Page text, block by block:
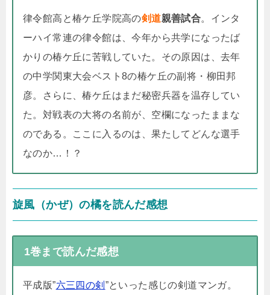
律令館高と椿ケ丘学院高の剣道親善試合。インタ
ーハイ常連の律令館は、今年から共学になったば
かりの椿ケ丘に苦戦していた。その原因は、去年
の中学関東大会ベスト8の椿ケ丘の副将・柳田邦
彦。さらに、椿ケ丘はまだ秘密兵器を温存してい
た。対戦表の大将の名前が、空欄になったままな
のである。ここに入るのは、果たしてどんな選手
なのか…！？
旋風（かぜ）の橘を読んだ感想
1巻まで読んだ感想
平成版”六三四の剣 ”といった感じの剣道マンガ。